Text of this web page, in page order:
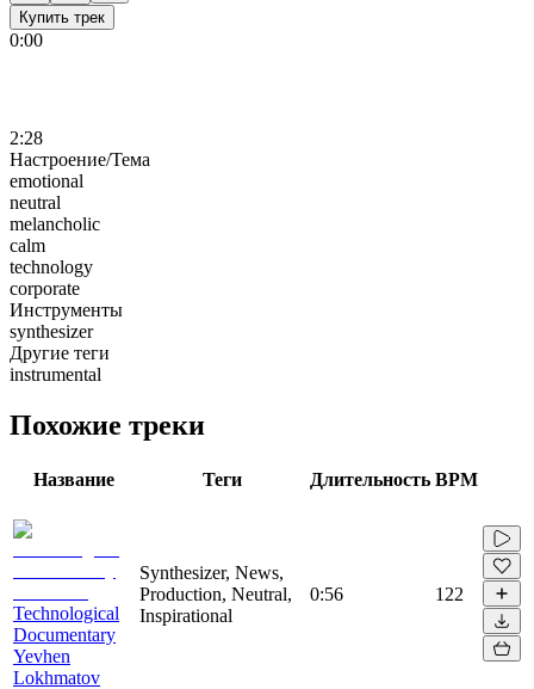
Купить трек
0:00
2:28
Настроение/Тема
emotional
neutral
melancholic
calm
technology
corporate
Инструменты
synthesizer
Другие теги
instrumental
Похожие треки
Название Теги Длительность BPM
Technological
Documentary
Yevhen
Lokhmatov
Synthesizer, News,
Production, Neutral,
Inspirational
0:56 122